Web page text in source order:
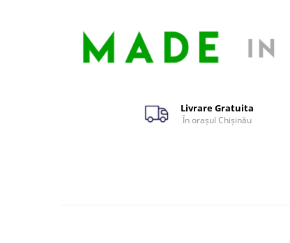
Livrare Gratuita
În orașul Chișinău